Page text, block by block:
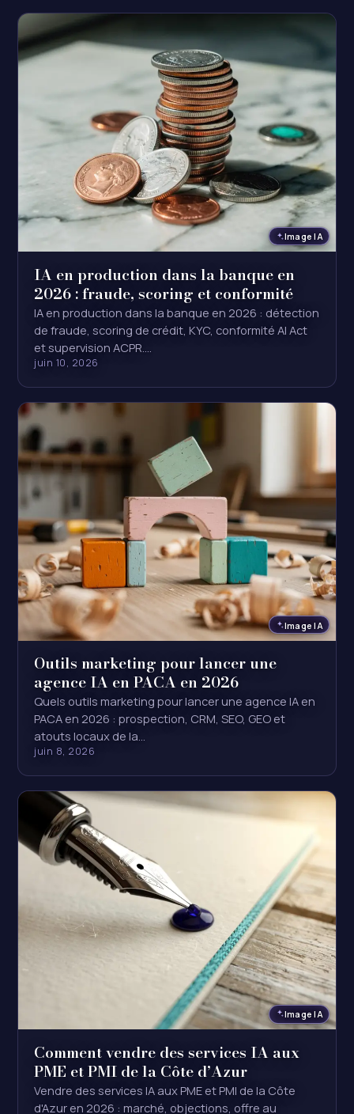
Image IA
IA en production dans la banque en
2026 : fraude, scoring et conformité
IA en production dans la banque en 2026 : détection
de fraude, scoring de crédit, KYC, conformité AI Act
et supervision ACPR.…
juin 10, 2026
Image IA
Outils marketing pour lancer une
agence IA en PACA en 2026
Quels outils marketing pour lancer une agence IA en
PACA en 2026 : prospection, CRM, SEO, GEO et
atouts locaux de la…
juin 8, 2026
Image IA
Comment vendre des services IA aux
PME et PMI de la Côte d’Azur
Vendre des services IA aux PME et PMI de la Côte
d'Azur en 2026 : marché, objections, offre au